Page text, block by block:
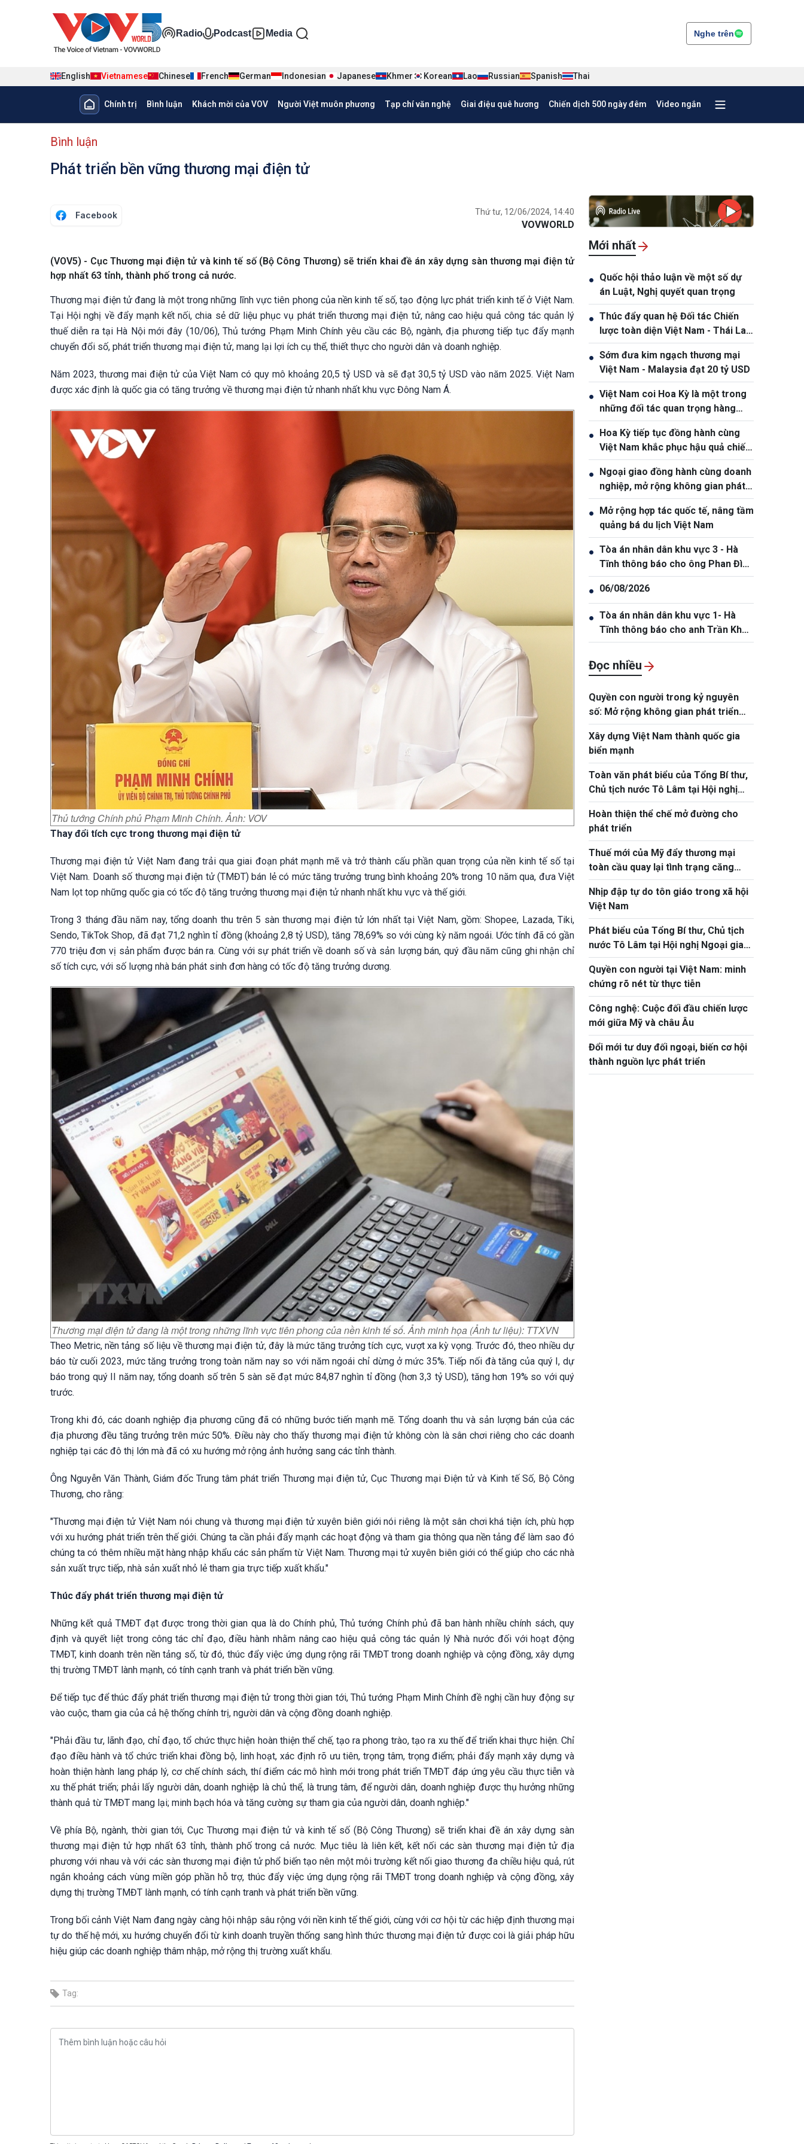
Đa phương tiện tiếng Việt
Radio Podcast Media Nghe trên
English Vietnamese Chinese French German Indonesian Japanese Khmer Korean Lao Russian Spanish Thai
Main navigation
Chính trị Bình luận Khách mời của VOV Người Việt muôn phương Tạp chí văn nghệ Giai điệu quê hương Chiến dịch 500 ngày đêm Video ngắn
menu phụ tiếng Việt
Bình luận
Phát triển bền vững thương mại điện tử
Facebook Thứ tư, 12/06/2024, 14:40
VOVWORLD
(VOV5) - Cục Thương mại điện tử và kinh tế số (Bộ Công Thương) sẽ triển khai đề án xây dựng sàn thương mại điện tử
hợp nhất 63 tỉnh, thành phố trong cả nước.
Thương mại điện tử đang là một trong những lĩnh vực tiên phong của nền kinh tế số, tạo động lực phát triển kinh tế ở Việt Nam.
Tại Hội nghị về đẩy mạnh kết nối, chia sẻ dữ liệu phục vụ phát triển thương mại điện tử, nâng cao hiệu quả công tác quản lý
thuế diễn ra tại Hà Nội mới đây (10/06), Thủ tướng Phạm Minh Chính yêu cầu các Bộ, ngành, địa phương tiếp tục đẩy mạnh
chuyển đổi số, phát triển thương mại điện tử, mang lại lợi ích cụ thể, thiết thực cho người dân và doanh nghiệp.
Năm 2023, thương mai điện tử của Việt Nam có quy mô khoảng 20,5 tỷ USD và sẽ đạt 30,5 tỷ USD vào năm 2025. Việt Nam
được xác định là quốc gia có tăng trưởng về thương mại điện tử nhanh nhất khu vực Đông Nam Á.
Thủ tướng Chính phủ Phạm Minh Chính. Ảnh: VOV
Thay đổi tích cực trong thương mại điện tử
Thương mại điện tử Việt Nam đang trải qua giai đoạn phát mạnh mẽ và trở thành cấu phần quan trọng của nền kinh tế số tại
Việt Nam. Doanh số thương mại điện tử (TMĐT) bán lẻ có mức tăng trưởng trung bình khoảng 20% trong 10 năm qua, đưa Việt
Nam lọt top những quốc gia có tốc độ tăng trưởng thương mại điện tử nhanh nhất khu vực và thế giới.
Trong 3 tháng đầu năm nay, tổng doanh thu trên 5 sàn thương mại điện tử lớn nhất tại Việt Nam, gồm: Shopee, Lazada, Tiki,
Sendo, TikTok Shop, đã đạt 71,2 nghìn tỉ đồng (khoảng 2,8 tỷ USD), tăng 78,69% so với cùng kỳ năm ngoái. Ước tính đã có gần
770 triệu đơn vị sản phẩm được bán ra. Cùng với sự phát triển về doanh số và sản lượng bán, quý đầu năm cũng ghi nhận chỉ
số tích cực, với số lượng nhà bán phát sinh đơn hàng có tốc độ tăng trưởng dương.
Thương mại điện tử đang là một trong những lĩnh vực tiên phong của nền kinh tế số. Ảnh minh họa (Ảnh tư liệu): TTXVN
Theo Metric, nền tảng số liệu về thương mại điện tử, đây là mức tăng trưởng tích cực, vượt xa kỳ vọng. Trước đó, theo nhiều dự
báo từ cuối 2023, mức tăng trưởng trong toàn năm nay so với năm ngoái chỉ dừng ở mức 35%. Tiếp nối đà tăng của quý I, dự
báo trong quý II năm nay, tổng doanh số trên 5 sàn sẽ đạt mức 84,87 nghìn tỉ đồng (hơn 3,3 tỷ USD), tăng hơn 19% so với quý
trước.
Trong khi đó, các doanh nghiệp địa phương cũng đã có những bước tiến mạnh mẽ. Tổng doanh thu và sản lượng bán của các
địa phương đều tăng trưởng trên mức 50%. Điều này cho thấy thương mại điện tử không còn là sân chơi riêng cho các doanh
nghiệp tại các đô thị lớn mà đã có xu hướng mở rộng ảnh hưởng sang các tỉnh thành.
Ông Nguyễn Văn Thành, Giám đốc Trung tâm phát triển Thương mại điện tử, Cục Thương mại Điện tử và Kinh tế Số, Bộ Công
Thương, cho rằng:
"Thương mại điện tử Việt Nam nói chung và thương mại điện tử xuyên biên giới nói riêng là một sân chơi khá tiện ích, phù hợp
với xu hướng phát triển trên thế giới. Chúng ta cần phải đẩy mạnh các hoạt động và tham gia thông qua nền tảng để làm sao đó
chúng ta có thêm nhiều mặt hàng nhập khẩu các sản phẩm từ Việt Nam. Thương mại tử xuyên biên giới có thể giúp cho các nhà
sản xuất trực tiếp, nhà sản xuất nhỏ lẻ tham gia trực tiếp xuất khẩu."
Thúc đẩy phát triển thương mại điện tử
Những kết quả TMĐT đạt được trong thời gian qua là do Chính phủ, Thủ tướng Chính phủ đã ban hành nhiều chính sách, quy
định và quyết liệt trong công tác chỉ đạo, điều hành nhằm nâng cao hiệu quả công tác quản lý Nhà nước đối với hoạt động
TMĐT, kinh doanh trên nền tảng số, từ đó, thúc đẩy việc ứng dụng rộng rãi TMĐT trong doanh nghiệp và cộng đồng, xây dựng
thị trường TMĐT lành mạnh, có tính cạnh tranh và phát triển bền vững.
Để tiếp tục để thúc đẩy phát triển thương mại điện tử trong thời gian tới, Thủ tướng Phạm Minh Chính đề nghị cần huy động sự
vào cuộc, tham gia của cả hệ thống chính trị, người dân và cộng đồng doanh nghiệp.
"Phải đầu tư, lãnh đạo, chỉ đạo, tổ chức thực hiện hoàn thiện thể chế, tạo ra phong trào, tạo ra xu thế để triển khai thực hiện. Chỉ
đạo điều hành và tổ chức triển khai đồng bộ, linh hoạt, xác định rõ ưu tiên, trọng tâm, trọng điểm; phải đẩy mạnh xây dựng và
hoàn thiện hành lang pháp lý, cơ chế chính sách, thí điểm các mô hình mới trong phát triển TMĐT đáp ứng yêu cầu thực tiễn và
xu thế phát triển; phải lấy người dân, doanh nghiệp là chủ thể, là trung tâm, để người dân, doanh nghiệp được thụ hưởng những
thành quả từ TMĐT mang lại; minh bạch hóa và tăng cường sự tham gia của người dân, doanh nghiệp."
Về phía Bộ, ngành, thời gian tới, Cục Thương mại điện tử và kinh tế số (Bộ Công Thương) sẽ triển khai đề án xây dựng sàn
thương mại điện tử hợp nhất 63 tỉnh, thành phố trong cả nước. Mục tiêu là liên kết, kết nối các sàn thương mại điện tử địa
phương với nhau và với các sàn thương mại điện tử phổ biến tạo nên một môi trường kết nối giao thương đa chiều hiệu quả, rút
ngắn khoảng cách vùng miền góp phần hỗ trợ, thúc đẩy việc ứng dụng rộng rãi TMĐT trong doanh nghiệp và cộng đồng, xây
dựng thị trường TMĐT lành mạnh, có tính cạnh tranh và phát triển bền vững.
Trong bối cảnh Việt Nam đang ngày càng hội nhập sâu rộng với nền kinh tế thế giới, cùng với cơ hội từ các hiệp định thương mại
tự do thế hệ mới, xu hướng chuyển đổi từ kinh doanh truyền thống sang hình thức thương mại điện tử được coi là giải pháp hữu
hiệu giúp các doanh nghiệp thâm nhập, mở rộng thị trường xuất khẩu.
Tag:
Mới nhất
● Quốc hội thảo luận về một số dự
án Luật, Nghị quyết quan trọng
● Thúc đẩy quan hệ Đối tác Chiến
lược toàn diện Việt Nam - Thái Lan
ngày càng thực chất và hiệu quả
● Sớm đưa kim ngạch thương mại
Việt Nam - Malaysia đạt 20 tỷ USD
● Việt Nam coi Hoa Kỳ là một trong
những đối tác quan trọng hàng
đầu
● Hoa Kỳ tiếp tục đồng hành cùng
Việt Nam khắc phục hậu quả chiến
tranh
● Ngoại giao đồng hành cùng doanh
nghiệp, mở rộng không gian phát
triển cho Việt Nam
● Mở rộng hợp tác quốc tế, nâng tầm
quảng bá du lịch Việt Nam
● Tòa án nhân dân khu vực 3 - Hà
Tĩnh thông báo cho ông Phan Đình
Thắng, sinh năm 2005
● 06/08/2026
● Tòa án nhân dân khu vực 1- Hà
Tĩnh thông báo cho anh Trần Khắc
Thanh, sinh năm 1988.
Đọc nhiều
Quyền con người trong kỷ nguyên
số: Mở rộng không gian phát triển
cho mỗi con người
Xây dựng Việt Nam thành quốc gia
biển mạnh
Toàn văn phát biểu của Tổng Bí thư,
Chủ tịch nước Tô Lâm tại Hội nghị
toàn quốc quán triệt, triển khai Nghị
quyết Hội nghị Trung ương 3
Hoàn thiện thể chế mở đường cho
phát triển
Thuế mới của Mỹ đẩy thương mại
toàn cầu quay lại tình trạng căng
thẳng
Nhịp đập tự do tôn giáo trong xã hội
Việt Nam
Phát biểu của Tổng Bí thư, Chủ tịch
nước Tô Lâm tại Hội nghị Ngoại giao
lần thứ 33
Quyền con người tại Việt Nam: minh
chứng rõ nét từ thực tiễn
Công nghệ: Cuộc đối đầu chiến lược
mới giữa Mỹ và châu Âu
Đổi mới tư duy đối ngoại, biến cơ hội
thành nguồn lực phát triển